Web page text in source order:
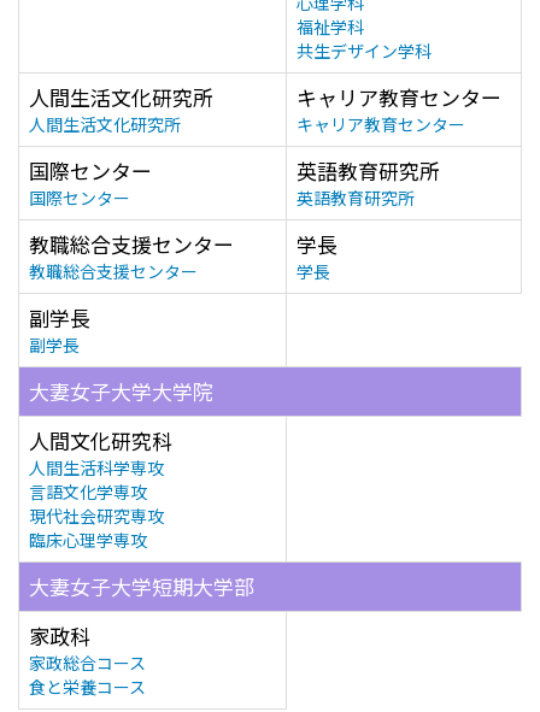
福祉学科
共生デザイン学科
人間生活文化研究所
人間生活文化研究所
キャリア教育センター
キャリア教育センター
国際センター
国際センター
英語教育研究所
英語教育研究所
教職総合支援センター
教職総合支援センター
学長
学長
副学長
副学長
大妻女子大学大学院
人間文化研究科
人間生活科学専攻
言語文化学専攻
現代社会研究専攻
臨床心理学専攻
大妻女子大学短期大学部
家政科
家政総合コース
食と栄養コース